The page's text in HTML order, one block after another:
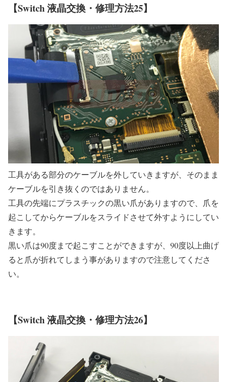
【Switch 液晶交換・修理方法25】
工具がある部分のケーブルを外していきますが、そのまま
ケーブルを引き抜くのではありません。
工具の先端にプラスチックの黒い爪がありますので、爪を
起こしてからケーブルをスライドさせて外すようにしてい
きます。
黒い爪は90度まで起こすことができますが、90度以上曲げ
ると爪が折れてしまう事がありますので注意してくださ
い。
【Switch 液晶交換・修理方法26】